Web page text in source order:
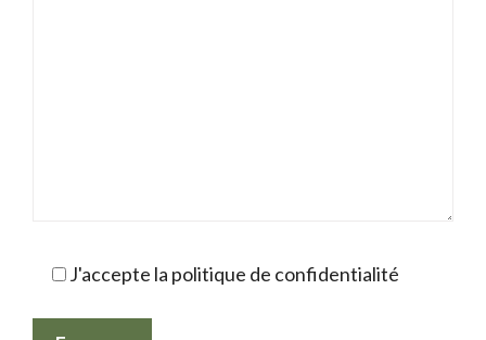
J'accepte la politique de confidentialité